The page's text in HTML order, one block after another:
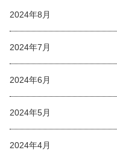
2024年8月
2024年7月
2024年6月
2024年5月
2024年4月